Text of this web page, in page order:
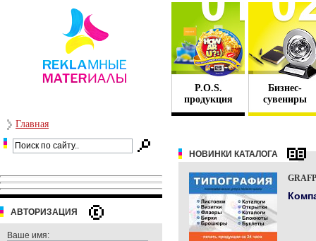
P.O.S.
продукция
Бизнес-
сувениры
Главная
АВТОРИЗАЦИЯ
Ваше имя:
НОВИНКИ КАТАЛОГА